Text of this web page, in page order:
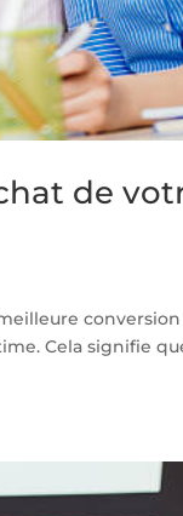
de
conversion
Cela signifie